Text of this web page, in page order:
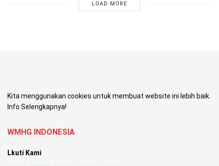
LOAD MORE
Kita menggunakan cookies untuk membuat website ini lebih baik.
Info Selengkapnya!
WMHG INDONESIA
Lkuti Kami